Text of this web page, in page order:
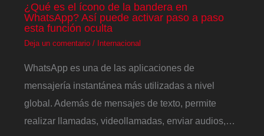
¿Qué es el ícono de la bandera en
WhatsApp? Así puede activar paso a paso
esta función oculta
Deja un comentario / Internacional
WhatsApp es una de las aplicaciones de
mensajería instantánea más utilizadas a nivel
global. Además de mensajes de texto, permite
realizar llamadas, videollamadas, enviar audios,…